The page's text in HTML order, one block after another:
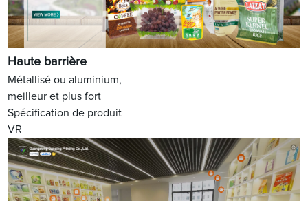
Haute barrière
Métallisé ou aluminium,
meilleur et plus fort
Spécification de produit
VR